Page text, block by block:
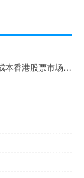
中信建投：若加快GEM改革、降低市场交易成本香港股票市场流动性有望不断改善